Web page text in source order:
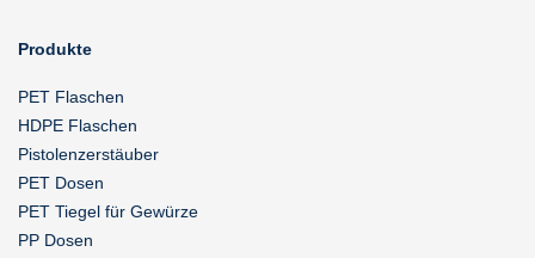
Produkte
PET Flaschen
HDPE Flaschen
Pistolenzerstäuber
PET Dosen
PET Tiegel für Gewürze
PP Dosen